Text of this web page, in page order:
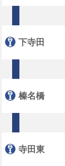
下寺田
榛名橋
寺田東